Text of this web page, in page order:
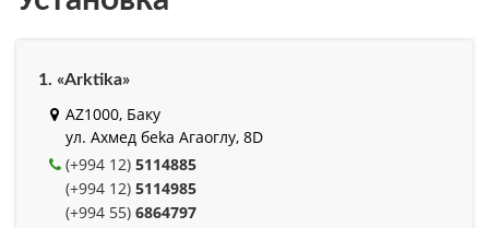
1. «Arktika»
AZ1000, Баку
ул. Ахмед беkа Агаоглу, 8D
(+994 12) 5114885
(+994 12) 5114985
(+994 55) 6864797